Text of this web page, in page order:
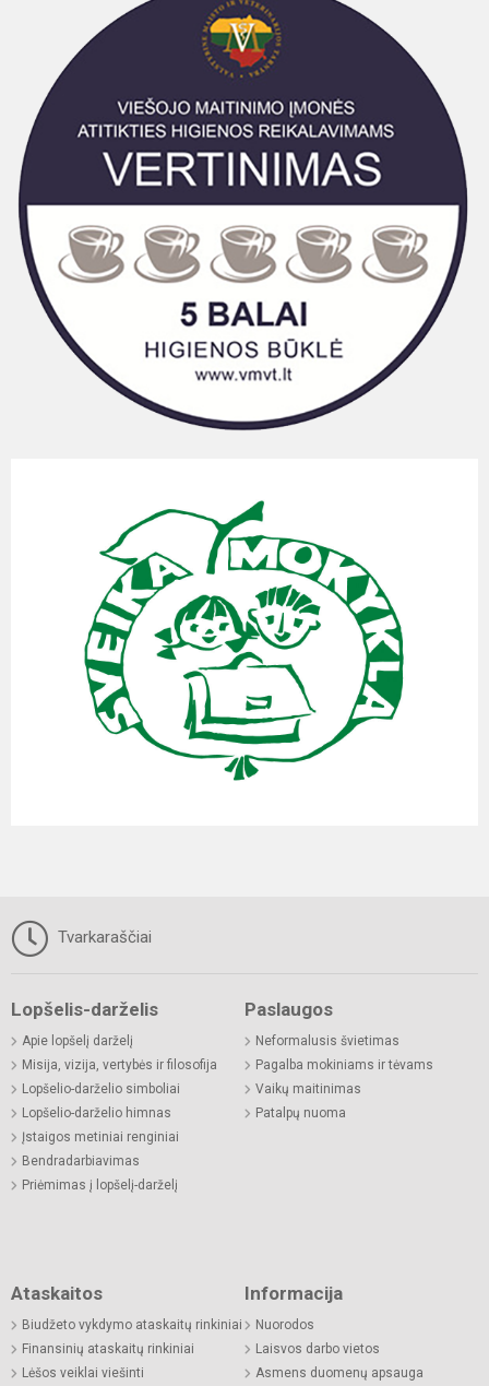
Tvarkaraščiai
Lopšelis-darželis
Apie lopšelį darželį
Misija, vizija, vertybės ir filosofija
Lopšelio-darželio simboliai
Lopšelio-darželio himnas
Įstaigos metiniai renginiai
Bendradarbiavimas
Priėmimas į lopšelį-darželį
Paslaugos
Neformalusis švietimas
Pagalba mokiniams ir tėvams
Vaikų maitinimas
Patalpų nuoma
Ataskaitos
Biudžeto vykdymo ataskaitų rinkiniai
Finansinių ataskaitų rinkiniai
Lėšos veiklai viešinti
Informacija
Nuorodos
Laisvos darbo vietos
Asmens duomenų apsauga